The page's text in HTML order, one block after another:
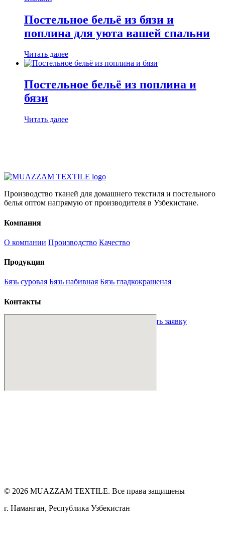
Постельное бельё из бязи и
поплина для уюта вашей спальни
Читать далее
Постельное бельё из поплина и
бязи
Читать далее
Производство тканей для домашнего текстиля и постельного
белья оптом напрямую от производителя в Узбекистане.
Компания
О компании Производство Качество
Продукция
Бязь суровая Бязь набивная Бязь гладкокрашеная
Контакты
Оставить заявку
© 2026 MUAZZAM TEXTILE. Все права защищены
г. Наманган, Республика Узбекистан